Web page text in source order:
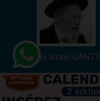
Rav Israël GANTZ